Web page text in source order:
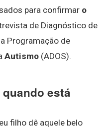
para confirmar o
de Diagnóstico de
Programação de
Autismo (ADOS).
está
filho dê aquele belo